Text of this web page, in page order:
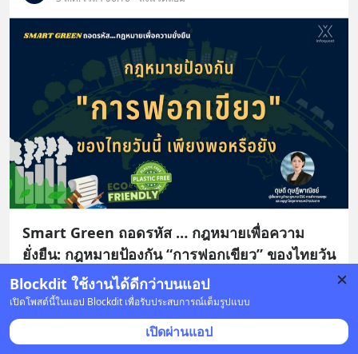
Blockdit ใช้งานได้ดีกว่าบนแอป
เปิดโพสต์นี้ในแอป Blockdit เพื่อรับประสบการณ์เต็มรูปแบบ
เปิดผ่านแอป
Smart Green ถอดรหัส … กฎหมายเพื่อความ
ยั่งยืน: กฎหมายป้องกัน “การฟอกเขียว” ของไทยวัน
นี้เพียงพอหรือยัง
เมื่อปี ค.ศ. 2024 บริษัทน้ำมันรายใหญ่แห่งหนึ่งในสหรัฐฯ
ถูกอัยการรัฐแคลิฟอร์เนียฟ้องฐานโฆษณาว่าผลิตภัณฑ์
พลาสติกของตน “รีไซเคิลได้” ทั้งที่ข้อเท็จจริงไม... อ่านต่อ